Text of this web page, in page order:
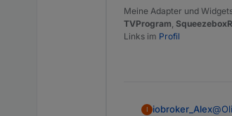
Meine Adapter und
TVProgram,
Links im Profil
I iobroker_Alex@